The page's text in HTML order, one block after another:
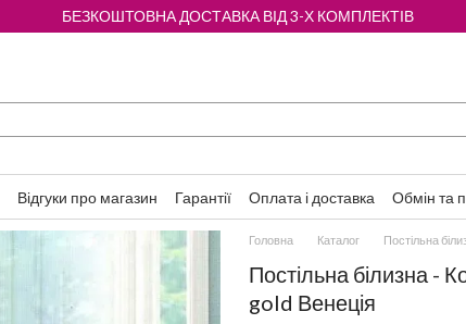
БЕЗКОШТОВНА ДОСТАВКА ВІД 3-Х КОМПЛЕКТІВ
Відгуки про магазин Гарантії Оплата і доставка Обмін та
Головна Каталог Постільна
Постільна білизна -
gold Венеція